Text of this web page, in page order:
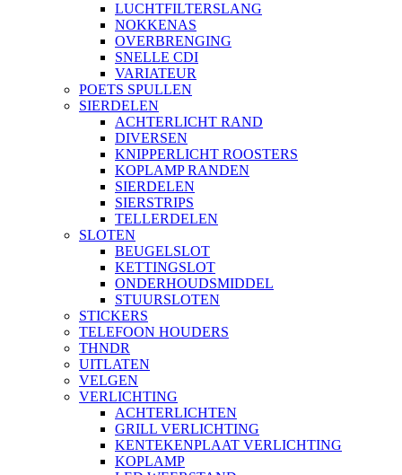
LUCHTFILTERSLANG
NOKKENAS
OVERBRENGING
SNELLE CDI
VARIATEUR
POETS SPULLEN
SIERDELEN
ACHTERLICHT RAND
DIVERSEN
KNIPPERLICHT ROOSTERS
KOPLAMP RANDEN
SIERDELEN
SIERSTRIPS
TELLERDELEN
SLOTEN
BEUGELSLOT
KETTINGSLOT
ONDERHOUDSMIDDEL
STUURSLOTEN
STICKERS
TELEFOON HOUDERS
THNDR
UITLATEN
VELGEN
VERLICHTING
ACHTERLICHTEN
GRILL VERLICHTING
KENTEKENPLAAT VERLICHTING
KOPLAMP